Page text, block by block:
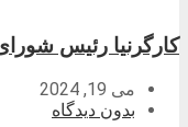
کارگرنیا رئیس
می 19, 2024
بدون دیدگاه